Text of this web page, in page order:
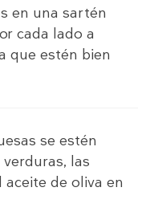
en una sartén
cada lado a
que estén bien
se estén
las
de oliva en